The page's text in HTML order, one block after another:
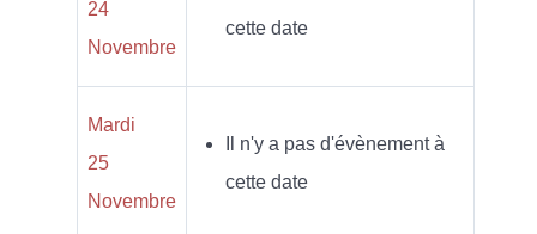
24
Novembre
cette date
Mardi
25
Novembre
Il n'y a pas d'évènement à
cette date